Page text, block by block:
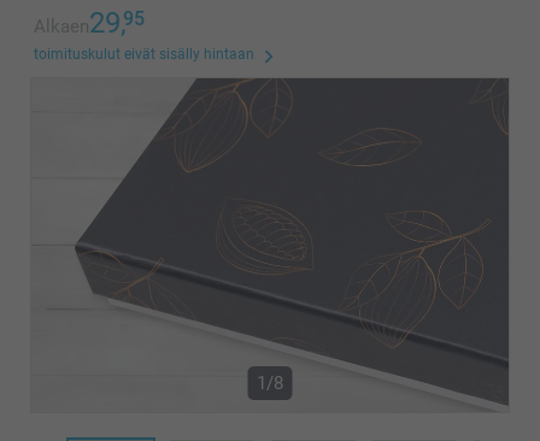
Alkaen29,95
toimituskulut eivät sisälly hintaan
1/8